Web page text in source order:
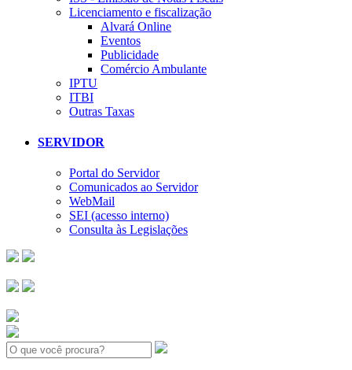
Licenciamento e fiscalização
Alvará Online
Eventos
Publicidade
Comércio Ambulante
IPTU
ITBI
Outras Taxas
SERVIDOR
Portal do Servidor
Comunicados ao Servidor
WebMail
SEI (acesso interno)
Consulta às Legislações
Search: